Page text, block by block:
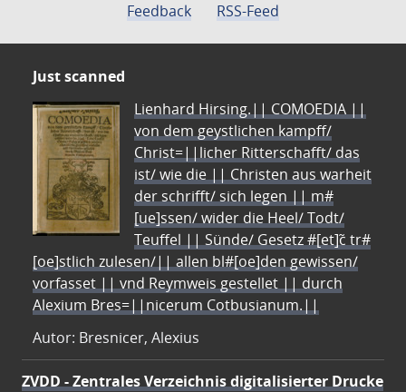
Feedback
RSS-Feed
Just scanned
Lienhard Hirsing.|| COMOEDIA ||
von dem geystlichen kampff/
Christ=||licher Ritterschafft/ das
ist/ wie die || Christen aus warheit
der schrifft/ sich legen || m#
[ue]ssen/ wider die Heel/ Todt/
Teuffel || Sünde/ Gesetz #[et]c̃ tr#
[oe]stlich zulesen/|| allen bl#[oe]den gewissen/
vorfasset || vnd Reymweis gestellet || durch
Alexium Bres=||nicerum Cotbusianum.||
Autor: Bresnicer, Alexius
ZVDD - Zentrales Verzeichnis digitalisierter Drucke